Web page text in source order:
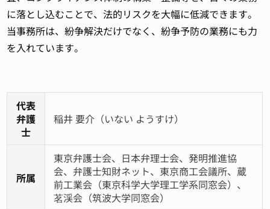
に落とし込むことで、法的リスクを大幅に低減できます。
当事務所は、紛争解決だけでなく、紛争予防の業務にも力
を入れています。
代表
弁護
士
稲井 要介（いない ようすけ）
所属
東京弁護士会、日本弁理士会、発明推進協
会、弁護士知財ネット、東京商工会議所、蔵
前工業会（東京科学大学理工学系同窓会）、
茗渓会（筑波大学同窓会）